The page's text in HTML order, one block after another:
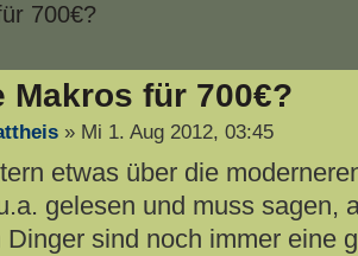
700€?
Makros für 700€?
» Mi 1. Aug 2012, 03:45
etwas über die
gelesen und muss sagen,
Dinger sind noch immer eine